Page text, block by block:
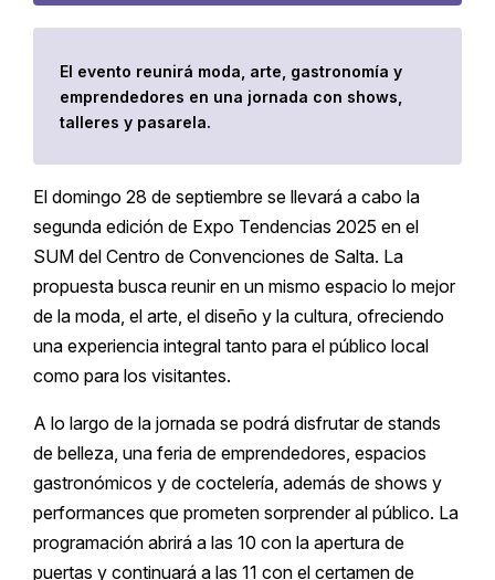
El evento reunirá moda, arte, gastronomía y
emprendedores en una jornada con shows,
talleres y pasarela.
El domingo 28 de septiembre se llevará a cabo la
segunda edición de Expo Tendencias 2025 en el
SUM del Centro de Convenciones de Salta. La
propuesta busca reunir en un mismo espacio lo mejor
de la moda, el arte, el diseño y la cultura, ofreciendo
una experiencia integral tanto para el público local
como para los visitantes.
A lo largo de la jornada se podrá disfrutar de stands
de belleza, una feria de emprendedores, espacios
gastronómicos y de coctelería, además de shows y
performances que prometen sorprender al público. La
programación abrirá a las 10 con la apertura de
puertas y continuará a las 11 con el certamen de